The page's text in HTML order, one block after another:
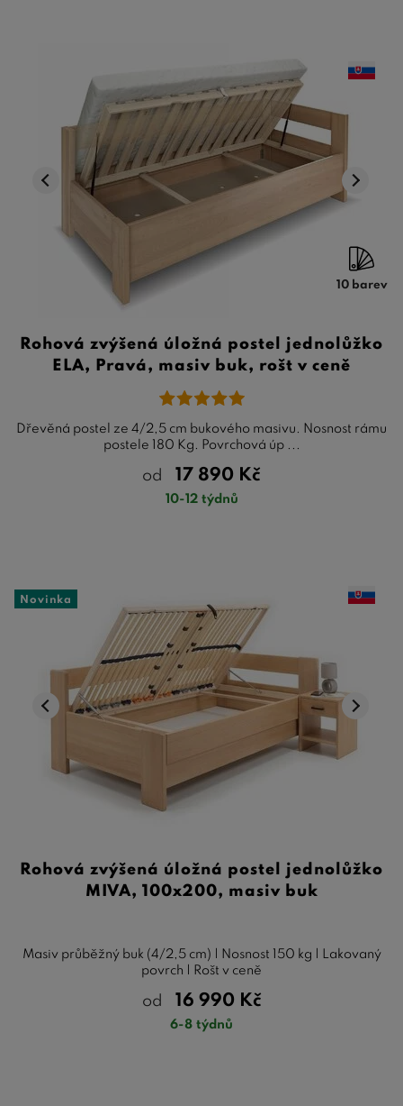
10 barev
Rohová zvýšená úložná postel jednolůžko
ELA, Pravá, masiv buk, rošt v ceně
Dřevěná postel ze 4/2,5 cm bukového masivu. Nosnost rámu
postele 180 Kg. Povrchová úp ...
od 17 890 Kč
10-12 týdnů
Novinka
Rohová zvýšená úložná postel jednolůžko
MIVA, 100x200, masiv buk
Masiv průběžný buk (4/2,5 cm) | Nosnost 150 kg | Lakovaný
povrch | Rošt v ceně
od 16 990 Kč
6-8 týdnů